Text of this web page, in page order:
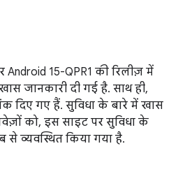
15-QPR1 की रिलीज़ में
जानकारी दी गई है. साथ ही,
दिए गए हैं. सुविधा के बारे में खास
को, इस साइट पर सुविधा के
व्यवस्थित किया गया है.